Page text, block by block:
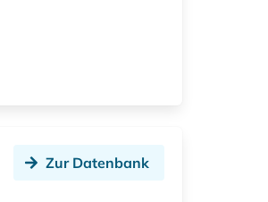
Zur Datenbank